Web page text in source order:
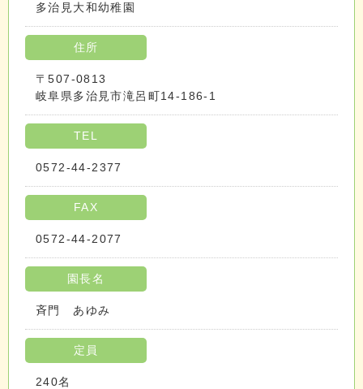
多治見大和幼稚園
住所
〒507-0813
岐阜県多治見市滝呂町14-186-1
TEL
0572-44-2377
FAX
0572-44-2077
園長名
斉門 あゆみ
定員
240名